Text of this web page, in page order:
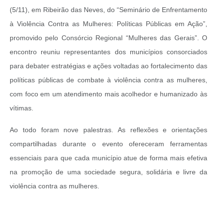
(5/11), em Ribeirão das Neves, do “Seminário de Enfrentamento
à Violência Contra as Mulheres: Políticas Públicas em Ação”,
promovido pelo Consórcio Regional “Mulheres das Gerais”. O
encontro reuniu representantes dos municípios consorciados
para debater estratégias e ações voltadas ao fortalecimento das
políticas públicas de combate à violência contra as mulheres,
com foco em um atendimento mais acolhedor e humanizado às
vítimas.
Ao todo foram nove palestras. As reflexões e orientações
compartilhadas durante o evento ofereceram ferramentas
essenciais para que cada município atue de forma mais efetiva
na promoção de uma sociedade segura, solidária e livre da
violência contra as mulheres.